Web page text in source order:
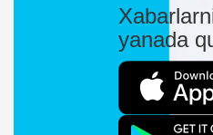
yanada